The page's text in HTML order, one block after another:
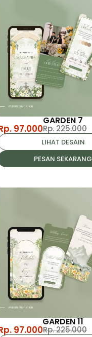
GARDEN 7
97.000Rp. 225.000
LIHAT DESAIN
PESAN SEKARANG
GARDEN 11
97.000Rp. 225.000